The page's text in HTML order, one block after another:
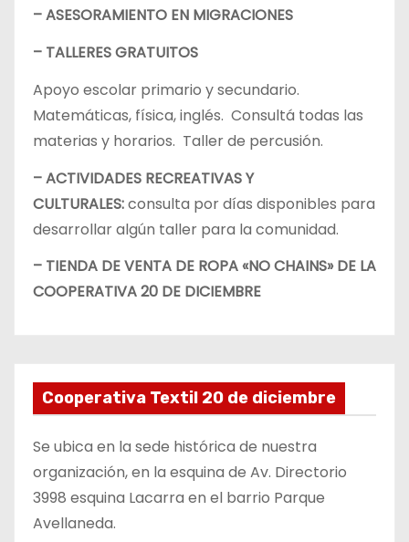
– ASESORAMIENTO EN MIGRACIONES
– TALLERES GRATUITOS
Apoyo escolar primario y secundario.
Matemáticas, física, inglés. Consultá todas las
materias y horarios. Taller de percusión.
– ACTIVIDADES RECREATIVAS Y
CULTURALES:consulta por días disponibles para
desarrollar algún taller para la comunidad.
– TIENDA DE VENTA DE ROPA «NO CHAINS» DE LA
COOPERATIVA 20 DE DICIEMBRE
Cooperativa Textil 20 de diciembre
Se ubica en la sede histórica de nuestra
organización, en la esquina de Av. Directorio
3998 esquina Lacarra en el barrio Parque
Avellaneda.